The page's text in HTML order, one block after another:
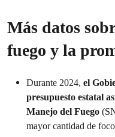
Más datos
fuego y la
Durante 2024, el
presupuesto estatal
Manejo del Fuego
mayor cantidad de